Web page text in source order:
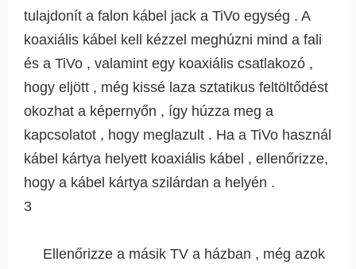
tulajdonít a falon kábel jack a TiVo egység . A
koaxiális kábel kell kézzel meghúzni mind a fali
és a TiVo , valamint egy koaxiális csatlakozó ,
hogy eljött , még kissé laza sztatikus feltöltődést
okozhat a képernyőn , így húzza meg a
kapcsolatot , hogy meglazult . Ha a TiVo használ
kábel kártya helyett koaxiális kábel , ellenőrizze,
hogy a kábel kártya szilárdan a helyén .
3
Ellenőrizze a másik TV a házban , még azok